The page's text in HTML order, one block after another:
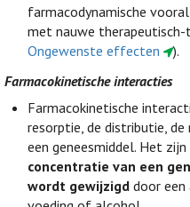
farmacodynamische
met nauwe therapeutisch-
Ongewenste effecten
).
Farmacokinetische interacties
Farmacokinetische
resorptie, de distributie,
een geneesmiddel. Het
concentratie van een
wordt gewijzigd door een